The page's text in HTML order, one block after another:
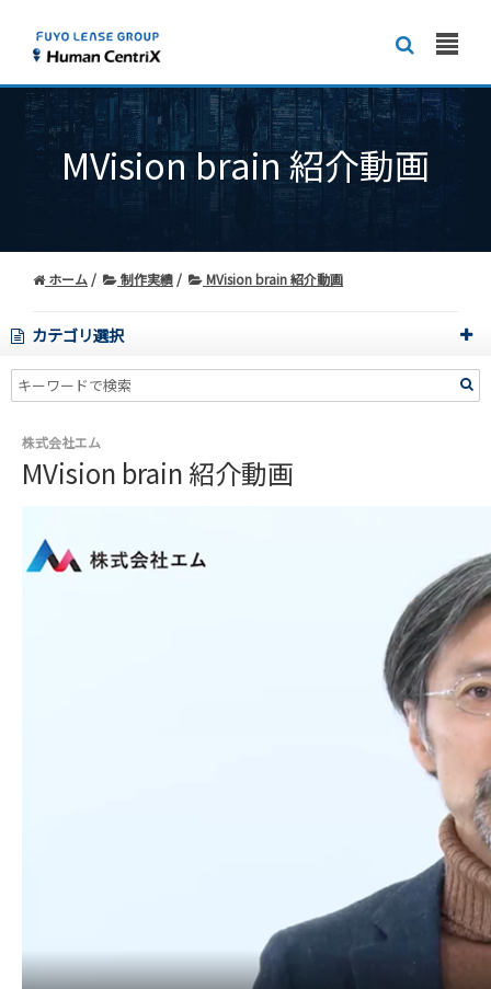
MVision brain 紹介動画
ホーム 制作実績 MVision brain 紹介動画
カテゴリ選択
株式会社エム
MVision brain 紹介動画